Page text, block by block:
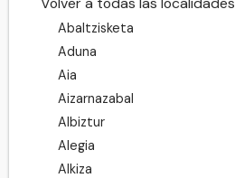
Abaltzisketa
Aduna
Aia
Aizarnazabal
Albiztur
Alegia
Alkiza